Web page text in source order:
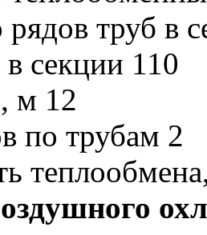
рядов труб в
секции 110
м 12
по трубам 2